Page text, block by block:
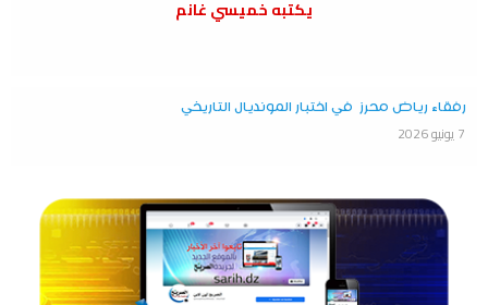
يكتبه خميسي غانم
رفقاء رياض محرز في اختبار المونديال التاريخي
7 يونيو 2026